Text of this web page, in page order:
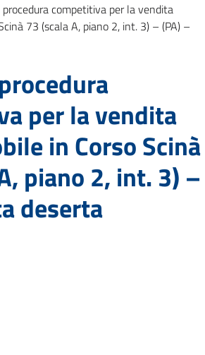
competitiva per la vendita
73 (scala A, piano 2, int. 3) – (PA) –
per la vendita
in Corso Scinà
piano 2, int. 3) –
deserta